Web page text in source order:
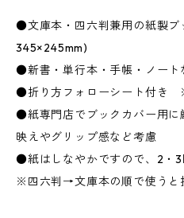
●文庫本・四六判兼用の紙製ブ
345×245mm)
●新書・単行本・手帳・ノート
●折り方フォローシート付き
●紙専門店でブックカバー用
映えやグリップ感など考慮
●紙はしなやかですので、2・
※四六判→文庫本の順で使うと